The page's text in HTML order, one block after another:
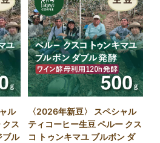
ル
クス
ブル
〈2026年新豆〉 スペシャル
ティコーヒー生豆 ペルー クス
コ トゥンキマユ ブルボン ダ